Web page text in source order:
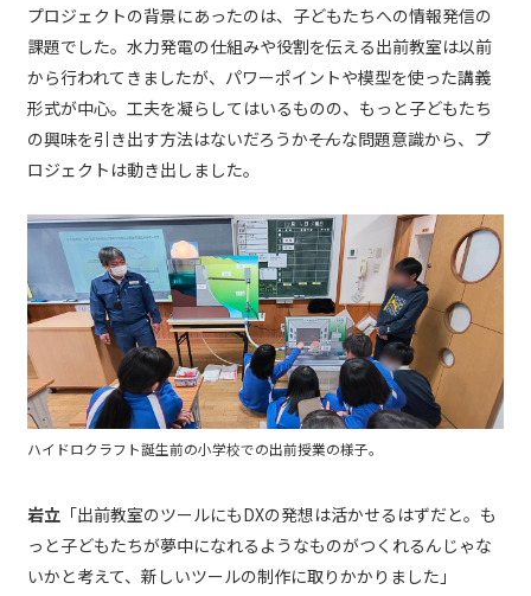
プロジェクトの背景にあったのは、子どもたちへの情報発信の
課題でした。水力発電の仕組みや役割を伝える出前教室は以前
から行われてきましたが、パワーポイントや模型を使った講義
形式が中心。工夫を凝らしてはいるものの、もっと子どもたち
の興味を引き出す方法はないだろうか――そんな問題意識から、プ
ロジェクトは動き出しました。
ハイドロクラフト誕生前の小学校での出前授業の様子。
岩立 「出前教室のツールにもDXの発想は活かせるはずだと。も
っと子どもたちが夢中になれるようなものがつくれるんじゃな
いかと考えて、新しいツールの制作に取りかかりました」